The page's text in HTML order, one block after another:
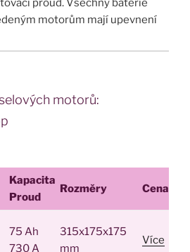
proud. Všechny baterie
motorům mají upevnení
motorů:
Kapacita
Proud
Rozměry Cena
75 Ah
730 A
315x175x175
mm
Více